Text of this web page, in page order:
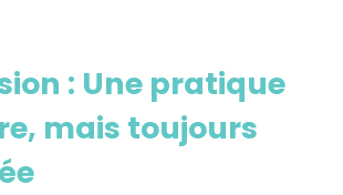
: Une pratique
mais toujours